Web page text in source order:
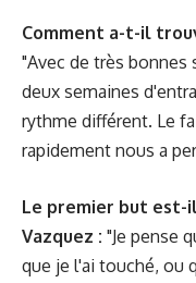
Comment a-t-il
"Avec de très bonnes
deux semaines
rythme différent. Le
rapidement nous a
Le premier but est-
Vazquez : "Je pense
que je l'ai touché, ou